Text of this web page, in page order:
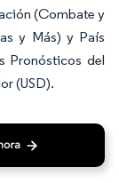
(Combate y
y Más) y País
Pronósticos del
(USD).